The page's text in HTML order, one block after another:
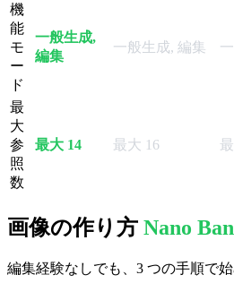
機
能
モ
ー
ド
一般生成,
編集
一般生成, 編集
最
大
参
照
数
最大 14 最大 16
画像の作り方 Nano
編集経験なしでも、3 つの手順で始